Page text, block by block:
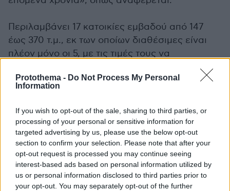
Protothema - Do Not Process My Personal
Information
If you wish to opt-out of the sale, sharing to third parties, or
processing of your personal or sensitive information for
targeted advertising by us, please use the below opt-out
section to confirm your selection. Please note that after your
opt-out request is processed you may continue seeing
interest-based ads based on personal information utilized by
us or personal information disclosed to third parties prior to
your opt-out. You may separately opt-out of the further
Περιλαμβάνει 17 κατοικίες εμβαδού από 147
έως 370 τ.μ., εκ των οποίων διαθέσιμες είναι
πλέον μόνο οι 5, με τις τιμές τους να
κυμαίνονται από 615.000 έως 2,29 εκατ. ευρώ
για τη μεγαλύτερη από όλες.
Η εταιρεία έχει ολοκληρώσει άλλο ένα
συγκρότημα, το «Elliniko», ακριβώς δίπλα στο
μελλοντικό Μητροπολιτικό Πάρκο, που
αποτελείται από 23 κατοικίες (διαμερίσματα,
μεζονέτες και ρετιρέ με roof gardens) που είναι
όλες sold out.